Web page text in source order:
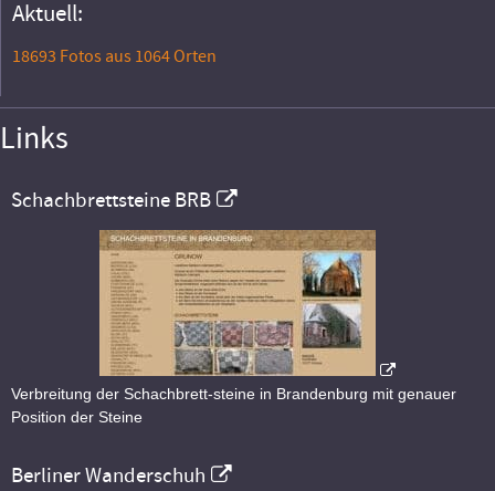
Aktuell:
18693 Fotos aus 1064 Orten
Links
Schachbrettsteine BRB
Verbreitung der Schachbrett-steine in Brandenburg mit genauer
Position der Steine
Berliner Wanderschuh